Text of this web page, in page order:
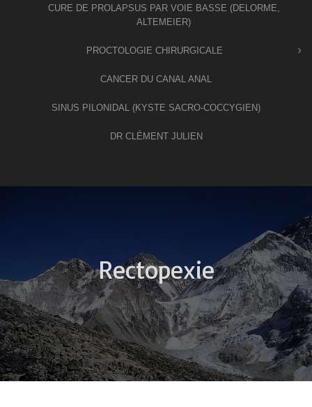
CURE DE PROLAPSUS PAR VOIE BASSE (DELORME,
ALTEMEIER)
PROCTOLOGIE CHIRURGICALE
CANCER DU CANAL ANAL
SINUS PILONIDAL (KYSTE SACRO-COCCYGIEN)
DR CLÉMENT JULIEN
Rectopexie